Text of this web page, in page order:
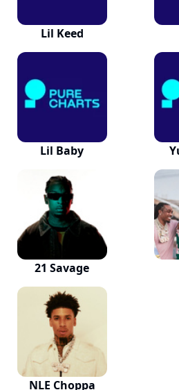
Lil Keed
Lil Baby
21 Savage
NLE Choppa